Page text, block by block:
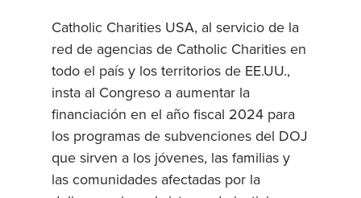
Catholic Charities USA, al servicio de la
red de agencias de Catholic Charities en
todo el país y los territorios de EE.UU.,
insta al Congreso a aumentar la
financiación en el año fiscal 2024 para
los programas de subvenciones del DOJ
que sirven a los jóvenes, las familias y
las comunidades afectadas por la